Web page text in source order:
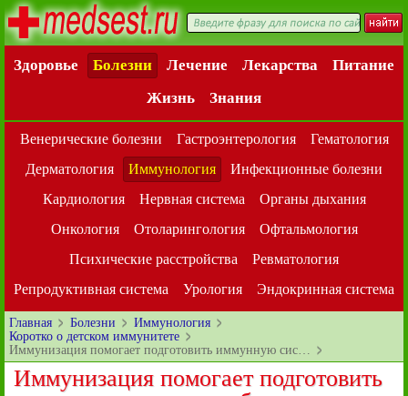
Здоровье Болезни Лечение Лекарства
Питание
Жизнь
Знания
Венерические болезни Гастроэнтерология
Гематология
Дерматология
Иммунология
Инфекционные болезни
Кардиология
Нервная система
Органы дыхания
Онкология
Отоларингология
Офтальмология
Психические расстройства
Ревматология
Репродуктивная система
Урология Эндокринная система
Главная Болезни
Иммунология
Коротко о детском иммунитете
Иммунизация помогает подготовить иммунную сис…
Иммунизация помогает подготовить